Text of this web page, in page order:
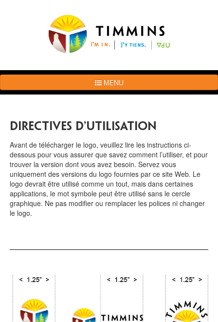
MENU
L’histoire
marque
d’utilisation
Téléchargement
logo
Téléchargement
des
photos
nous
Directives d’utilisation
Avant de télécharger le logo, veuillez lire les instructions ci-
dessous pour vous assurer que savez comment l’utiliser, et pour
trouver la version dont vous avez besoin. Servez vous
uniquement des versions du logo fournies par ce site Web. Le
logo devrait être utilisé comme un tout, mais dans certaines
applications, le mot symbole peut être utilisé sans le cercle
graphique. Ne pas modifier ou remplacer les polices ni changer
le logo.